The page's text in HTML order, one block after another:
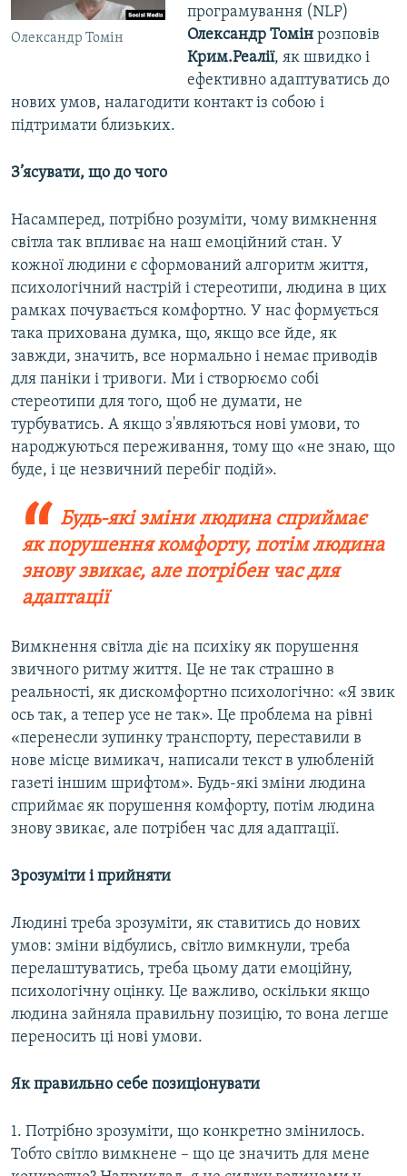
Олександр Томін
програмування (NLP)
Олександр Томін розповів
Крим.Реалії, як швидко і
ефективно адаптуватись до
нових умов, налагодити контакт із собою і
підтримати близьких.
З’ясувати, що до чого
Насамперед, потрібно розуміти, чому вимкнення
світла так впливає на наш емоційний стан. У
кожної людини є сформований алгоритм життя,
психологічний настрій і стереотипи, людина в цих
рамках почувається комфортно. У нас формується
така прихована думка, що, якщо все йде, як
завжди, значить, все нормально і немає приводів
для паніки і тривоги. Ми і створюємо собі
стереотипи для того, щоб не думати, не
турбуватись. А якщо з'являються нові умови, то
народжуються переживання, тому що «не знаю, що
буде, і це незвичний перебіг подій».
Будь-які зміни людина сприймає
як порушення комфорту, потім людина
знову звикає, але потрібен час для
адаптації
Вимкнення світла діє на психіку як порушення
звичного ритму життя. Це не так страшно в
реальності, як дискомфортно психологічно: «Я звик
ось так, а тепер усе не так». Це проблема на рівні
«перенесли зупинку транспорту, переставили в
нове місце вимикач, написали текст в улюбленій
газеті іншим шрифтом». Будь-які зміни людина
сприймає як порушення комфорту, потім людина
знову звикає, але потрібен час для адаптації.
Зрозуміти і прийняти
Людині треба зрозуміти, як ставитись до нових
умов: зміни відбулись, світло вимкнули, треба
перелаштуватись, треба цьому дати емоційну,
психологічну оцінку. Це важливо, оскільки якщо
людина зайняла правильну позицію, то вона легше
переносить ці нові умови.
Як правильно себе позиціонувати
1. Потрібно зрозуміти, що конкретно змінилось.
Тобто світло вимкнене – що це значить для мене